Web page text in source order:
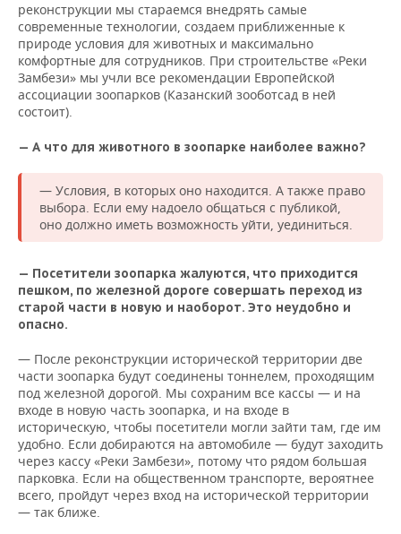
реконструкции мы стараемся внедрять самые
современные технологии, создаем приближенные к
природе условия для животных и максимально
комфортные для сотрудников. При строительстве «Реки
Замбези» мы учли все рекомендации Европейской
ассоциации зоопарков (Казанский зооботсад в ней
состоит).
— А что для животного в зоопарке наиболее важно?
— Условия, в которых оно находится. А также право
выбора. Если ему надоело общаться с публикой,
оно должно иметь возможность уйти, уединиться.
— Посетители зоопарка жалуются, что приходится
пешком, по железной дороге совершать переход из
старой части в новую и наоборот. Это неудобно и
опасно.
— После реконструкции исторической территории две
части зоопарка будут соединены тоннелем, проходящим
под железной дорогой. Мы сохраним все кассы — и на
входе в новую часть зоопарка, и на входе в
историческую, чтобы посетители могли зайти там, где им
удобно. Если добираются на автомобиле — будут заходить
через кассу «Реки Замбези», потому что рядом большая
парковка. Если на общественном транспорте, вероятнее
всего, пройдут через вход на исторической территории
— так ближе.